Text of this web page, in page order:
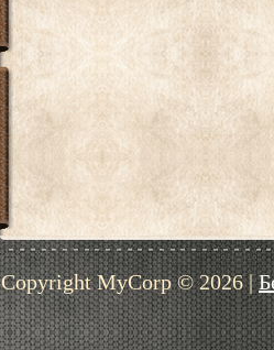
Copyright MyCorp © 2026|